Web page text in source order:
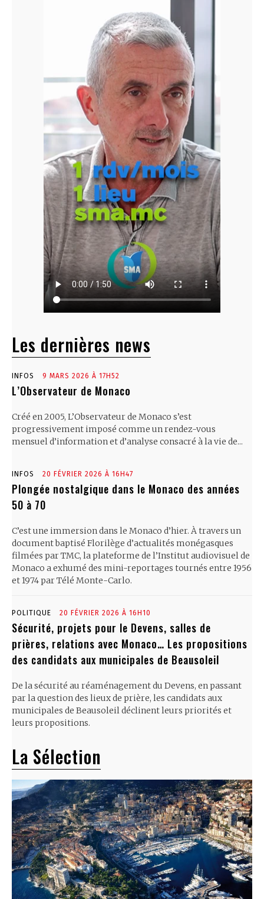
Les dernières news
INFOS 9 MARS 2026 À 17H52
L’Observateur de Monaco
Créé en 2005, L’Observateur de Monaco s’est
progressivement imposé comme un rendez-vous
mensuel d’information et d’analyse consacré à la vie de...
INFOS 20 FÉVRIER 2026 À 16H47
Plongée nostalgique dans le Monaco des années
50 à 70
C’est une immersion dans le Monaco d’hier. À travers un
document baptisé Florilège d’actualités monégasques
filmées par TMC, la plateforme de l’Institut audiovisuel de
Monaco a exhumé des mini-reportages tournés entre 1956
et 1974 par Télé Monte-Carlo.
POLITIQUE 20 FÉVRIER 2026 À 16H10
Sécurité, projets pour le Devens, salles de
prières, relations avec Monaco… Les propositions
des candidats aux municipales de Beausoleil
De la sécurité au réaménagement du Devens, en passant
par la question des lieux de prière, les candidats aux
municipales de Beausoleil déclinent leurs priorités et
leurs propositions.
La Sélection